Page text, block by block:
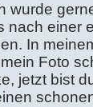
wurde
nach einer
In
Foto
jetzt bist